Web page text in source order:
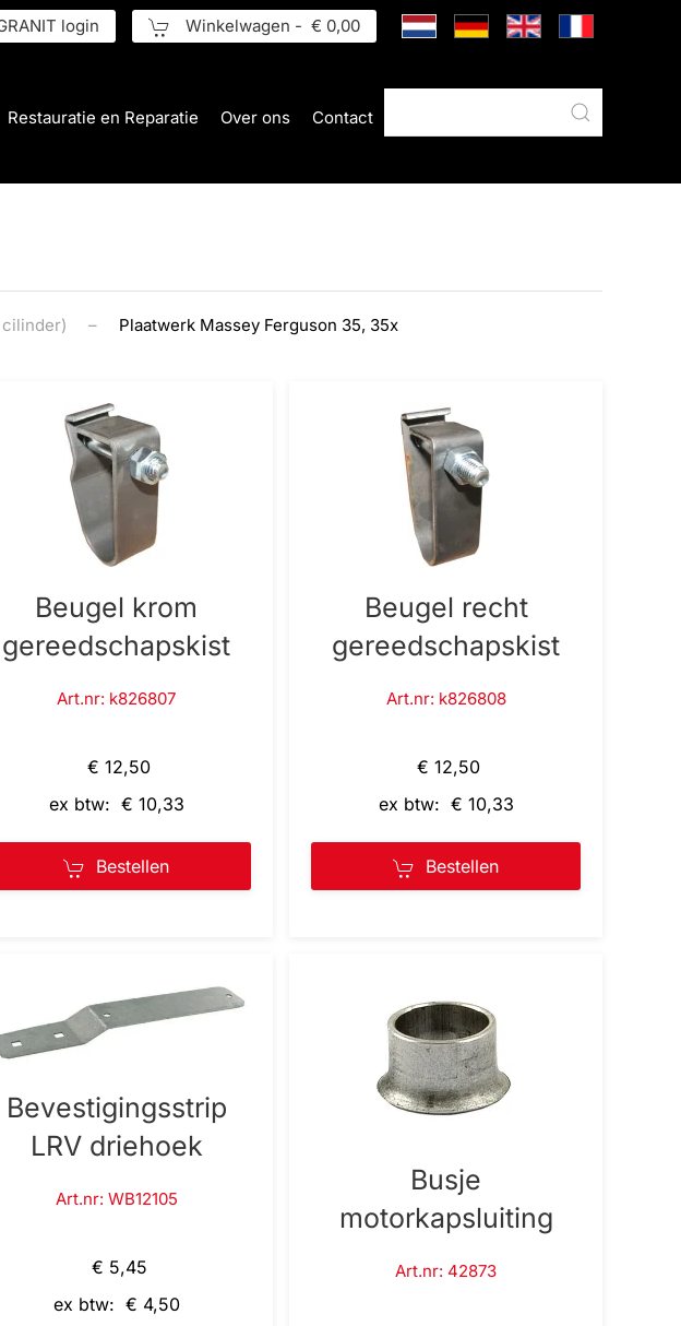
login Winkelwagen - € 0,00
Restauratie en Reparatie Over ons Contact
cilinder) Plaatwerk Massey Ferguson 35, 35x
Beugel krom
gereedschapskist
Art.nr: k826807
€ 12,50
ex btw: € 10,33
Bestellen
Beugel recht
gereedschapskist
Art.nr: k826808
€ 12,50
ex btw: € 10,33
Bestellen
Bevestigingsstrip
LRV driehoek
Art.nr: WB12105
€ 5,45
ex btw: € 4,50
Busje
motorkapsluiting
Art.nr: 42873